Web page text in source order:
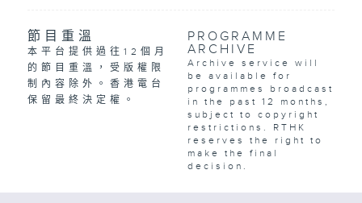
節目重溫
本平台提供過往12個月
的節目重溫，受版權限
制內容除外。香港電台
保留最終決定權。
PROGRAMME
ARCHIVE
Archive service will
be available for
programmes broadcast
in the past 12 months,
subject to copyright
restrictions. RTHK
reserves the right to
make the final
decision.